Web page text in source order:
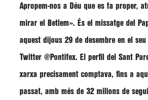
Apropem-nos a Déu que es fa proper,
mirar el Betlem». És el missatge del
aquest dijous 29 de desembre en el seu
Twitter @Pontifex. El perfil del Sant
xarxa precisament comptava, fins a
passat, amb més de 32 milions de